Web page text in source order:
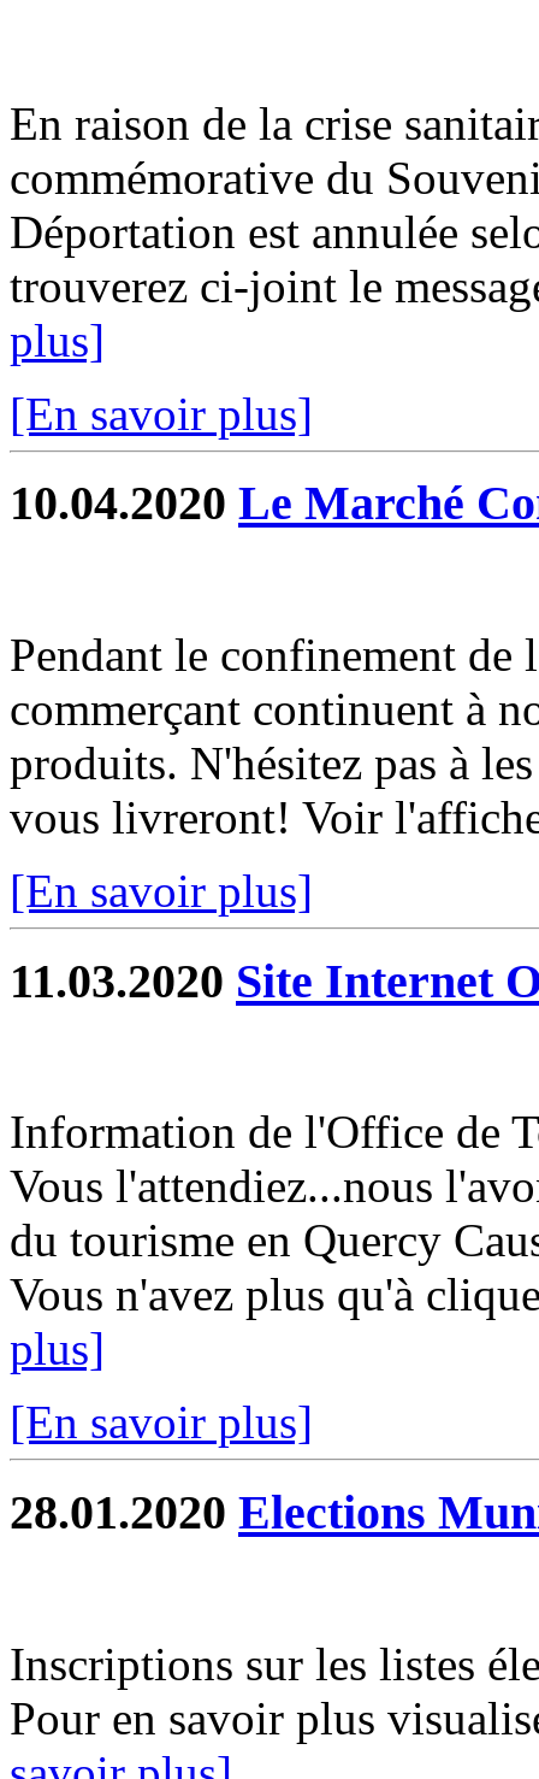
En raison de la crise
commémorative du
Déportation est annulée
trouverez ci-joint le
plus]
[En savoir plus]
10.04.2020 Le Marché
Pendant le confinement de
commerçant continuent à
produits. N'hésitez pas à
vous livreront! Voir
[En savoir plus]
11.03.2020 Site Internet
Information de l'Office de
Vous l'attendiez...nous
du tourisme en Quercy
Vous n'avez plus qu'à
plus]
[En savoir plus]
28.01.2020 Elections
Inscriptions sur les listes
Pour en savoir plus